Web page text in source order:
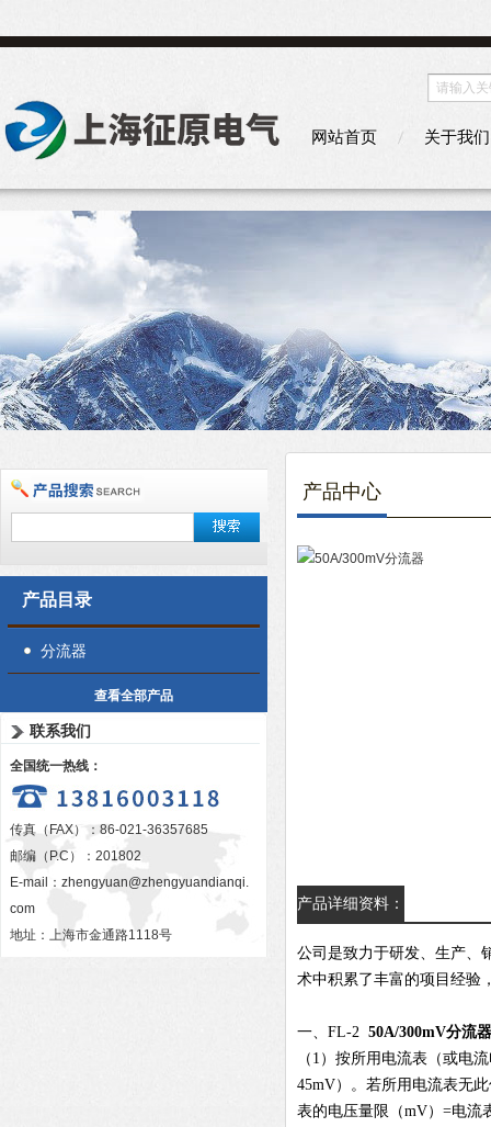
网站首页 关于我们
产品目录
分流器
查看全部产品
联系我们
全国统一热线：
传真（FAX）：86-021-36357685
邮编（P.C）：201802
E-mail： zhengyuan@zhengyuandianqi.
com
地址：上海市金通路1118号
产品中心
产品详细资料：
公司是致力于研发、生产、
术中积累了丰富的项目经验
一、FL-2 50A/300mV分流器
（1）按所用电流表（或电
45mV）。若所用电流表无
表的电压量限（mV）=电流